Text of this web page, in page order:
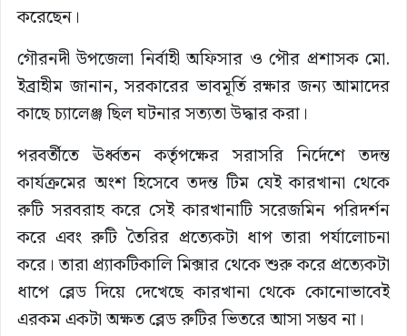
করেছেন।
গৌরনদী উপজেলা নির্বাহী অফিসার ও পৌর প্রশাসক মো.
ইব্রাহীম জানান, সরকারের ভাবমূর্তি রক্ষার জন্য আমাদের
কাছে চ্যালেঞ্জ ছিল ঘটনার সত্যতা উদ্ধার করা।
পরবর্তীতে ঊর্ধ্বতন কর্তৃপক্ষের সরাসরি নির্দেশে তদন্ত
কার্যক্রমের অংশ হিসেবে তদন্ত টিম যেই কারখানা থেকে
রুটি সরবরাহ করে সেই কারখানাটি সরেজমিন পরিদর্শন
করে এবং রুটি তৈরির প্রত্যেকটা ধাপ তারা পর্যালোচনা
করে। তারা প্র্যাকটিকালি মিক্সার থেকে শুরু করে প্রত্যেকটা
ধাপে ব্লেড দিয়ে দেখেছে কারখানা থেকে কোনোভাবেই
এরকম একটা অক্ষত ব্লেড রুটির ভিতরে আসা সম্ভব না।